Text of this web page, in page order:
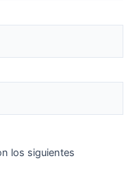
los siguientes